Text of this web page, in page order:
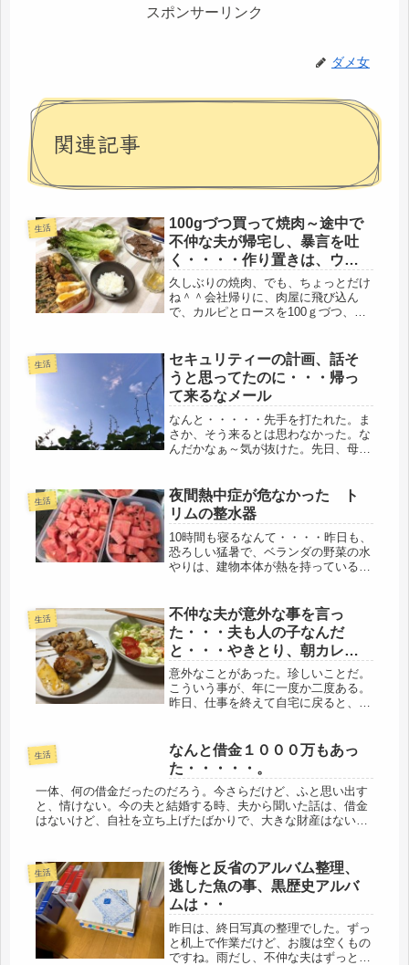
スポンサーリンク
ダメ女
関連記事
生活
100gづつ買って焼肉～途中で
不仲な夫が帰宅し、暴言を吐
く・・・・作り置きは、ウス
アゲ餃子
久しぶりの焼肉、でも、ちょっとだけ
ね＾＾会社帰りに、肉屋に飛び込ん
で、カルピとロースを100ｇづつ、切
定、じゃあ、娘もいることだし、久々
の焼肉だ。どうして焼肉を食べるだ...
生活
セキュリティーの計画、話そ
うと思ってたのに・・・帰っ
て来るなメール
なんと・・・・・先手を打たれた。ま
さか、そう来るとは思わなかった。な
んだかなぁ～気が抜けた。先日、母に
って来る・・・きっと何かある。あ
あ、そうだ、会社のＯＢ会で、前にも
この...
生活
夜間熱中症が危なかった ト
リムの整水器
10時間も寝るなんて・・・・昨日も、
恐ろしい猛暑で、ベランダの野菜の水
やりは、建物本体が熱を持っているの
ウリも育ってきました。そして、春以
降、全く育たなかったオクラ
が・・・...
生活
不仲な夫が意外な事を言っ
た・・・夫も人の子なんだ
と・・・やきとり、朝カレ
ー、カレー弁当
意外なことがあった。珍しいことだ。
こういう事が、年に一度か二度ある。
昨日、仕事を終えて自宅に戻ると、不
た。もちろん、無料ということだ、と
思う。「食べる？」ね・・・食べるに
決ま...
生活
なんと借金１０００万もあっ
た・・・・・。
一体、何の借金だったのだろう。今さらだけど、ふと思い出す
と、情けない。今の夫と結婚する時、夫から聞いた話は、借金
はないけど、自社を立ち上げたばかりで、大きな財産はない、
生活
後悔と反省のアルバム整理、
逃した魚の事、黒歴史アルバ
ムは・・
昨日は、終日写真の整理でした。ずっ
と机上で作業だけど、お腹は空くもの
ですね。雨だし、不仲な夫はずっと一